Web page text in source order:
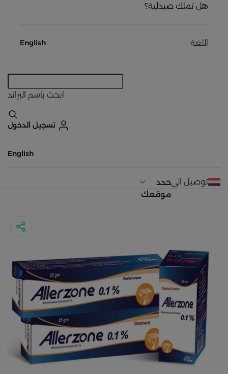
هل تملك صيدلية؟
اللغة English
ابحث باسم البراند
تسجيل الدخول
English
توصيل الىحدد
موقعك